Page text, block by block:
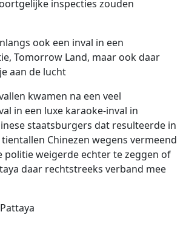
inspecties zouden
ook een inval in een
Tomorrow Land, maar ook daar
aan de lucht
kwamen na een veel
in een luxe karaoke-inval in
staatsburgers dat resulteerde in
Chinezen wegens vermeend
politie weigerde echter te zeggen of
daar rechtstreeks verband mee